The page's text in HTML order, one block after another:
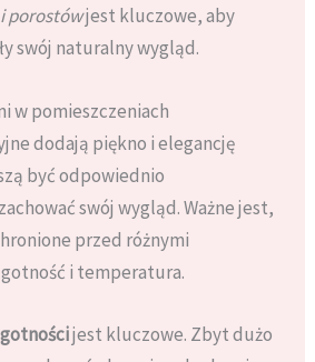
porostówjest kluczowe, aby
swój naturalny wygląd.
w pomieszczeniach
dodają piękno i elegancję
być odpowiednio
swój wygląd. Ważne jest,
przed różnymi
i temperatura.
jest kluczowe. Zbyt dużo